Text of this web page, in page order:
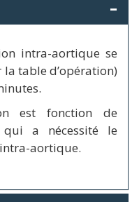
intra-aortique se
table d’opération)
est fonction de
qui a nécessité le
aortique.